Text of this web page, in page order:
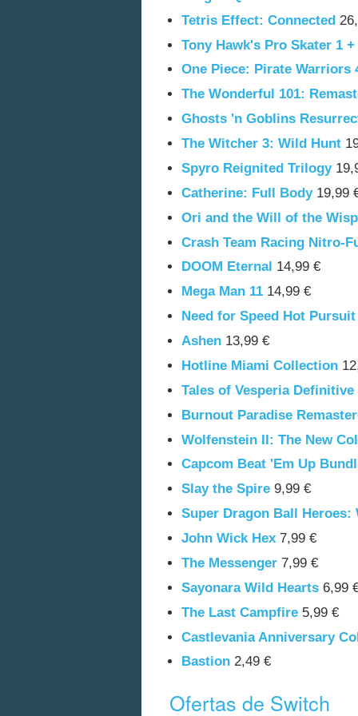
Tetris Effect: Connected
Tony Hawk's Pro Skater 1 +
One Piece: Pirate Warriors
The Wonderful 101:
Ghosts 'n Goblins
The Witcher 3: Wild Hunt
Spyro Reignited Trilogy
Catherine: Full Body19,99
Ori and the Will of the
Crash Team Racing Nitro-
DOOM Eternal 14,99 €
Mega Man 11 14,99 €
Need for Speed Hot
Ashen 13,99 €
Hotline Miami Collection
Tales of Vesperia
Burnout Paradise
Wolfenstein II: The New
Capcom Beat 'Em Up
Slay the Spire 9,99 €
Super Dragon Ball Heroes:
John Wick Hex 7,99 €
The Messenger 7,99 €
Sayonara Wild Hearts 6,99
The Last Campfire 5,99 €
Castlevania Anniversary
Bastion 2,49 €
Ofertas de Switch